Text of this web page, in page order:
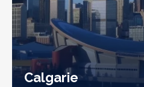
Calgarie